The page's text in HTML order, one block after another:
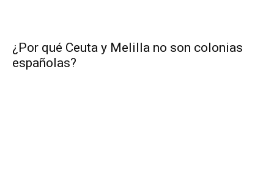
¿Por qué Ceuta y Melilla no son colonias
españolas?